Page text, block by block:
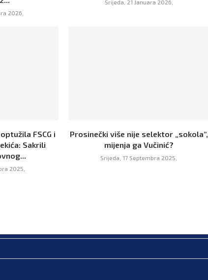
2026,
Srijeda, 21 Januara 2026,
FSCG i
Sakrili
2025,
Prosinečki više nije selektor „sokola“,
mijenja ga Vučinić?
Srijeda, 17 Septembra 2025,